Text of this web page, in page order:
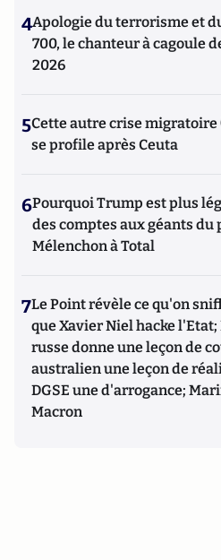
4Apologie du terrorisme et
700, le chanteur à cagoule
2026
5Cette autre crise
se profile après Ceuta
6Pourquoi Trump est plus
des comptes aux géants
Mélenchon à Total
7Le Point révèle ce qu'on
que Xavier Niel hacke l'Etat;
russe donne une leçon de
australien une leçon de
DGSE une d'arrogance;
Macron